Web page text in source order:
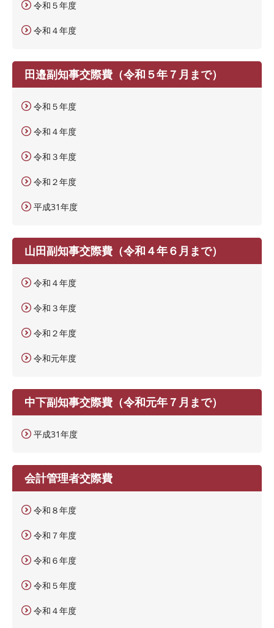
令和５年度
令和４年度
田邉副知事交際費（令和５年７月まで）
令和５年度
令和４年度
令和３年度
令和２年度
平成31年度
山田副知事交際費（令和４年６月まで）
令和４年度
令和３年度
令和２年度
令和元年度
中下副知事交際費（令和元年７月まで）
平成31年度
会計管理者交際費
令和８年度
令和７年度
令和６年度
令和５年度
令和４年度